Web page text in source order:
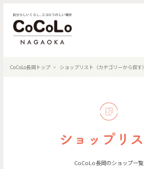
CoCoLo長岡トップ ショップリスト（カテゴリーから探す）
CoCoLo長岡のショップ一覧